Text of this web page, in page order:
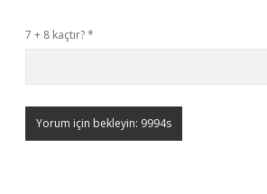
7 + 8 kaçtır?*